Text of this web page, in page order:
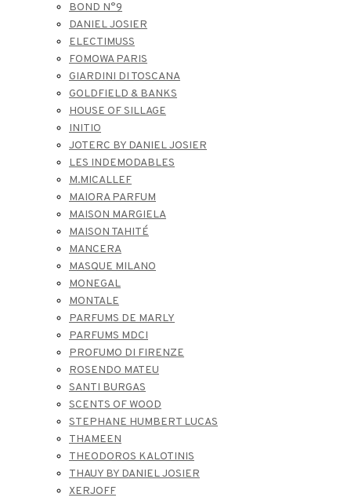
BOND N°9
DANIEL JOSIER
ELECTIMUSS
FOMOWA PARIS
GIARDINI DI TOSCANA
GOLDFIELD & BANKS
HOUSE OF SILLAGE
INITIO
JOTERC BY DANIEL JOSIER
LES INDEMODABLES
M.MICALLEF
MAIORA PARFUM
MAISON MARGIELA
MAISON TAHITÉ
MANCERA
MASQUE MILANO
MONEGAL
MONTALE
PARFUMS DE MARLY
PARFUMS MDCI
PROFUMO DI FIRENZE
ROSENDO MATEU
SANTI BURGAS
SCENTS OF WOOD
STEPHANE HUMBERT LUCAS
THAMEEN
THEODOROS KALOTINIS
THAUY BY DANIEL JOSIER
XERJOFF